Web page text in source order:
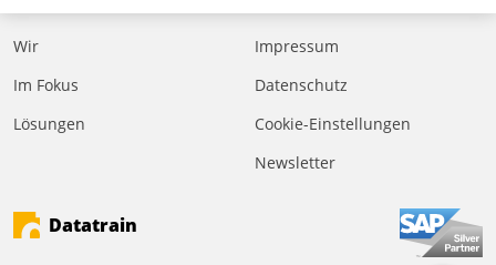
gemeinsam mit der Berliner Datatrain GmbH den
Teilprozess der Objektsanierung digitalisiert.
Wir
Im Fokus
Lösungen
Impressum
Datenschutz
Cookie-Einstellungen
Newsletter
Datatrain